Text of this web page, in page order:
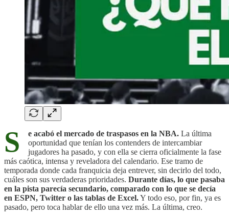
S e acabó el mercado de traspasos en la NBA. La última
oportunidad que tenían los contenders de intercambiar
jugadores ha pasado, y con ella se cierra oficialmente la fase
más caótica, intensa y reveladora del calendario. Ese tramo de
temporada donde cada franquicia deja entrever, sin decirlo del todo,
cuáles son sus verdaderas prioridades. Durante días, lo que pasaba
en la pista parecía secundario, comparado con lo que se decía
en ESPN, Twitter o las tablas de Excel.Y todo eso, por fin, ya es
pasado, pero toca hablar de ello una vez más. La última, creo.